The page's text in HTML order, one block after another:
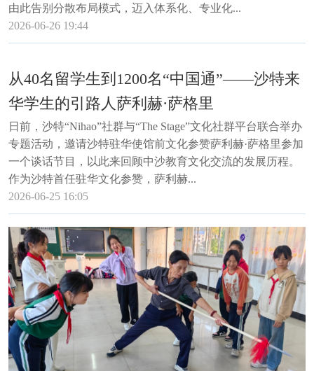
由此告别分散布局模式，迈入体系化、专业化...
2026-06-26 19:44
从40名留学生到1200名“中国通”——沙特来
华学生的引路人萨利赫·萨格里
日前，沙特“Nihao”社群与“The Stage”文化社群平台联合举办
专题活动，邀请沙特驻华使馆前文化参赞萨利赫·萨格里参加
一个谈话节目，以此来回顾中沙教育文化交流的发展历程。
作为沙特首任驻华文化参赞，萨利赫...
2026-06-25 16:05